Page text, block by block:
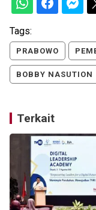
Tags:
PRABOWO
BOBBY NASUTION
Terkait